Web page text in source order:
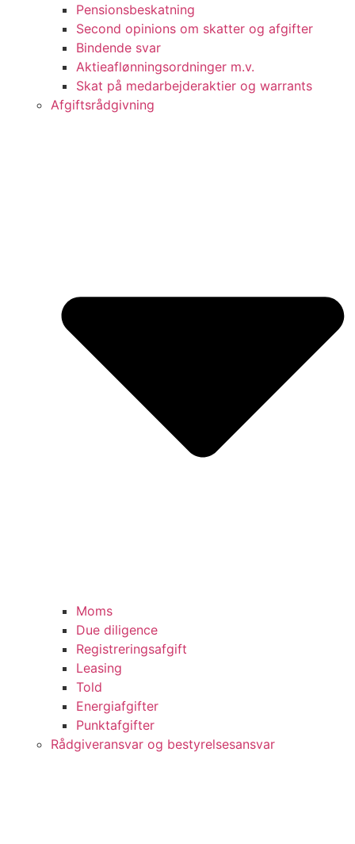
Pensionsbeskatning
Second opinions om skatter og afgifter
Bindende svar
Aktieaflønningsordninger m.v.
Skat på medarbejderaktier og warrants
Afgiftsrådgivning
Moms
Due diligence
Registreringsafgift
Leasing
Told
Energiafgifter
Punktafgifter
Rådgiveransvar og bestyrelsesansvar